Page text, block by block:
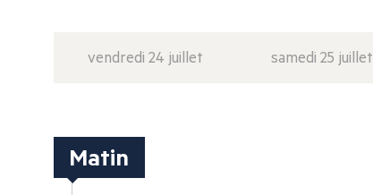
vendredi 24 juillet samedi 25 juillet
Matin